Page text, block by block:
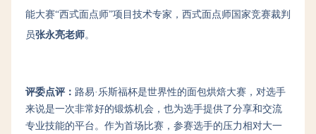
能大赛“西式面点师”项目技术专家，西式面点师国家竞赛裁判
员张永亮老师。
评委点评： 路易·乐斯福杯是世界性的面包烘焙大赛，对选手
来说是一次非常好的锻炼机会，也为选手提供了分享和交流
专业技能的平台。作为首场比赛，参赛选手的压力相对大一